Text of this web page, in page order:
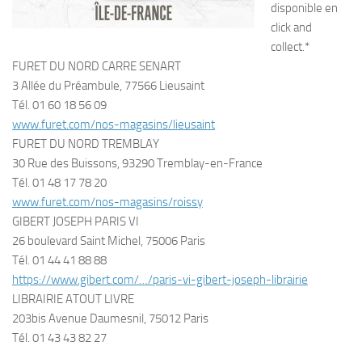
disponible en
click and
collect.*
FURET DU NORD CARRE SENART
3 Allée du Préambule, 77566 Lieusaint
Tél. 01 60 18 56 09
www.furet.com/nos-magasins/lieusaint
FURET DU NORD TREMBLAY
30 Rue des Buissons, 93290 Tremblay-en-France
Tél. 01 48 17 78 20
www.furet.com/nos-magasins/roissy
GIBERT JOSEPH PARIS VI
26 boulevard Saint Michel, 75006 Paris
Tél. 01 44 41 88 88
https://www.gibert.com/…/paris-vi-gibert-joseph-librairie
LIBRAIRIE ATOUT LIVRE
203bis Avenue Daumesnil, 75012 Paris
Tél. 01 43 43 82 27